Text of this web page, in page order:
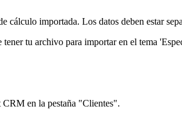
cálculo importada. Los datos deben estar
tener tu archivo para importar en el tema
CRM en la pestaña "Clientes".